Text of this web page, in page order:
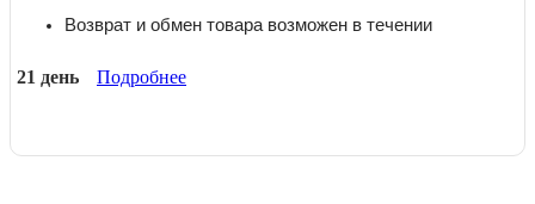
Возврат и обмен товара возможен в течении
21 день Подробнее